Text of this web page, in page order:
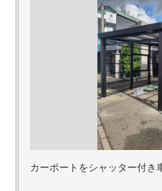
カーポートをシャッター付き